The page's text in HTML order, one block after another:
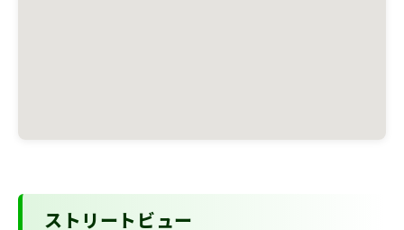
ストリートビュー